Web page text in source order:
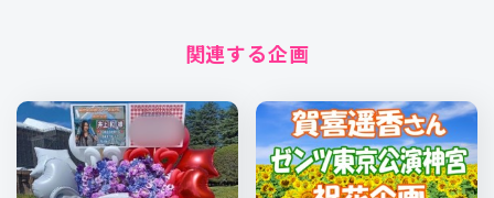
関連する企画